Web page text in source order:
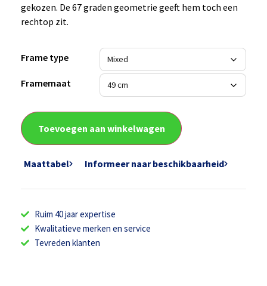
gekozen. De 67 graden geometrie geeft hem toch een
rechtop zit.
Frame type
Framemaat
Toevoegen aan winkelwagen
Maattabel Informeer naar beschikbaarheid
Ruim 40 jaar expertise
Kwalitatieve merken en service
Tevreden klanten